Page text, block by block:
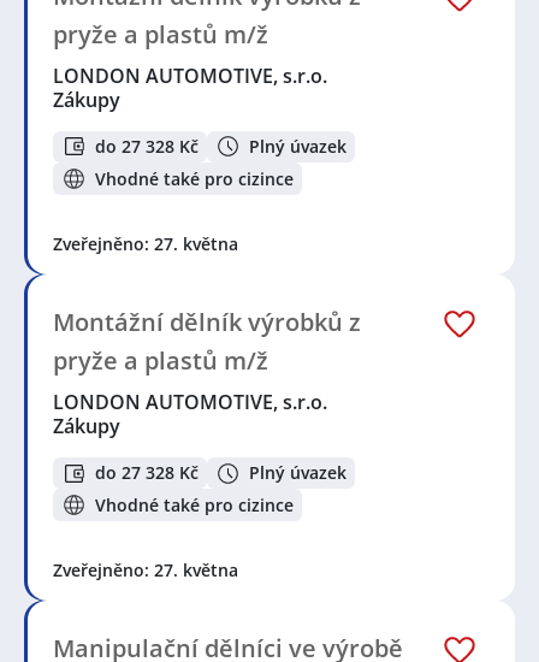
pryže a plastů m/ž
LONDON AUTOMOTIVE, s.r.o.
Zákupy
do 27 328 Kč
Plný úvazek
Vhodné také pro cizince
Zveřejněno: 27. května
Montážní dělník výrobků z
pryže a plastů m/ž
LONDON AUTOMOTIVE, s.r.o.
Zákupy
do 27 328 Kč
Plný úvazek
Vhodné také pro cizince
Zveřejněno: 27. května
Manipulační dělníci ve výrobě